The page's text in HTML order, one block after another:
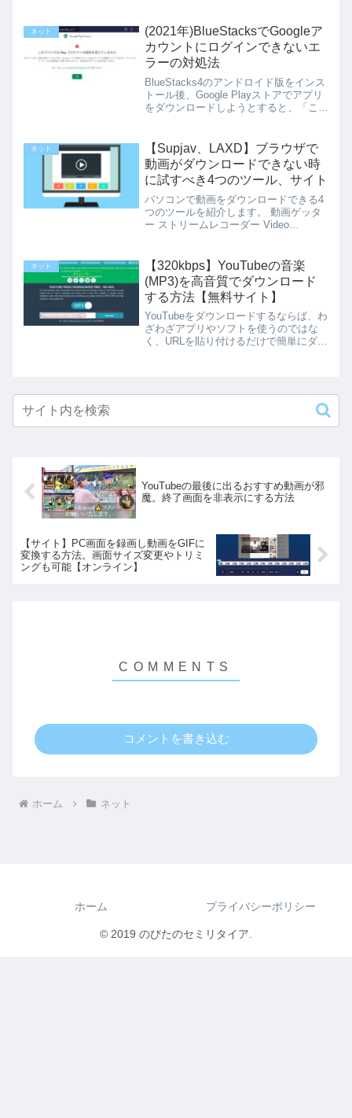
国語のコメントを非表示にし...
ネット
(2021年)BlueStacksでGoogleア
カウントにログインできないエ
ラーの対処法
BlueStacks4のアンドロイド版をインス
トール後、Google Playストアでアプリ
をダウンロードしようとすると、「この
にログインできません。本記...
ネット
【Supjav、LAXD】ブラウザで
動画がダウンロードできない時
に試すべき4つのツール、サイト
パソコンで動画をダウンロードできる4
つのツールを紹介します。 動画ゲッタ
ー ストリームレコーダー Video
ト上の動画の95%はダウンロードで...
ネット
【320kbps】YouTubeの音楽
(MP3)を高音質でダウンロード
する方法【無料サイト】
YouTubeをダウンロードするならば、わ
ざわざアプリやソフトを使うのではな
く、URLを貼り付けるだけで簡単にダウ
質でのダウン...
YouTubeの最後に出るおすすめ動画が邪
魔。終了画面を非表示にする方法
【サイト】PC画面を録画し動画をGIFに
変換する方法。画面サイズ変更やトリミ
ングも可能【オンライン】
コメントを書き込む
ホーム ネット
ホーム プライバシーポリシー
© 2019 のびたのセミリタイア.